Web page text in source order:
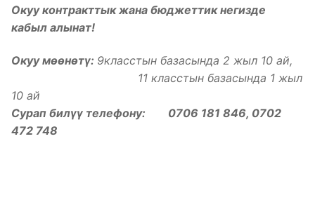
Окуу контракттык жана бюджеттик негизде
кабыл алынат!
Окуу мөөнөтү: 9класстын базасында 2 жыл 10 ай,
11 класстын базасында 1 жыл
10 ай
Сурап билүү телефону: 0706 181 846, 0702
472 748